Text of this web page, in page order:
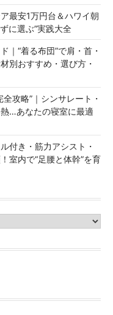
最安1万円台＆ハワイ朝
に選ぶ”実践大全
｜“着る布団”で肩・首・
別おすすめ・選び方・
全攻略”｜シンサレート・
…あなたの寝室に最適
付き・筋力アシスト・
室内で“足腰と体幹”を育